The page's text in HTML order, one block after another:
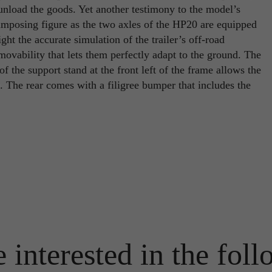
the goods. Yet another testimony to the model’s
figure as the two axles of the HP20 are equipped
the accurate simulation of the trailer’s off-road
that lets them perfectly adapt to the ground. The
the support stand at the front left of the frame allows the
rear comes with a filigree bumper that includes the
interested in the
PHPSESSID
TYPO3
Laufzeit Ende der Sitzung
PHPs Standard Sitzungs Identifikation (nur für Administratoren
Zweck
Backend angemeldet ist und die Rechte besitzt diese zu verwalten.
Name _ga
Google Analytics
1 Jahr
24 Stunden